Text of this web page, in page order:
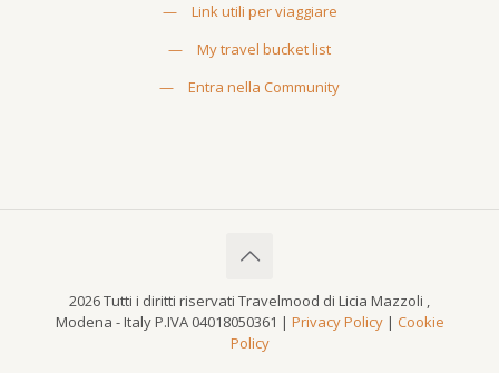
—
Link utili per viaggiare
—
My travel bucket list
—
Entra nella Community
2026 Tutti i diritti riservati Travelmood di Licia Mazzoli ,
Modena - Italy P.IVA 04018050361 | Privacy Policy| Cookie
Policy